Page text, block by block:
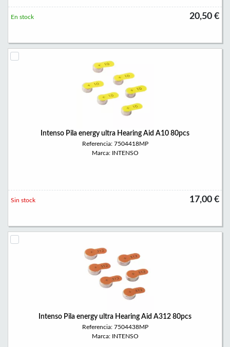
20,50 €
En stock
Intenso Pila energy ultra Hearing Aid A10 80pcs
Referencia: 7504418MP
Marca: INTENSO
17,00 €
Sin stock
Intenso Pila energy ultra Hearing Aid A312 80pcs
Referencia: 7504438MP
Marca: INTENSO